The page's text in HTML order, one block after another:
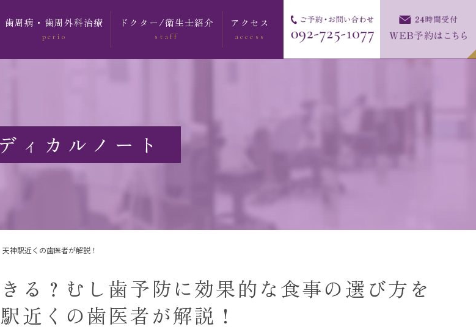
療
歯周病・歯周外科治療
perio
ドクター/衛生士紹介
staff
院長 書籍のご紹介
アクセス
access
ィカルノート
神駅近くの歯医者が解説！
る？むし歯予防に効果的な食事の選び方を
近くの歯医者が解説！